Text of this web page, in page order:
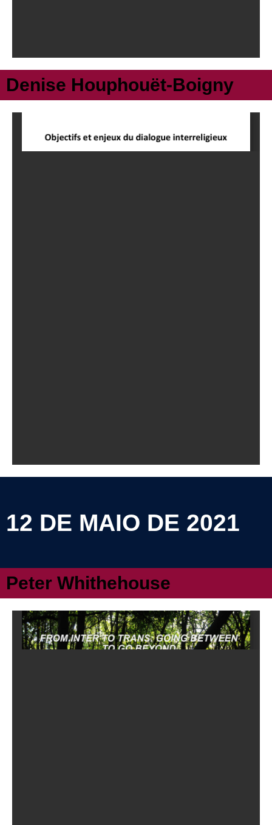
Denise Houphouët-Boigny
12 DE MAIO DE 2021
Peter Whithehouse